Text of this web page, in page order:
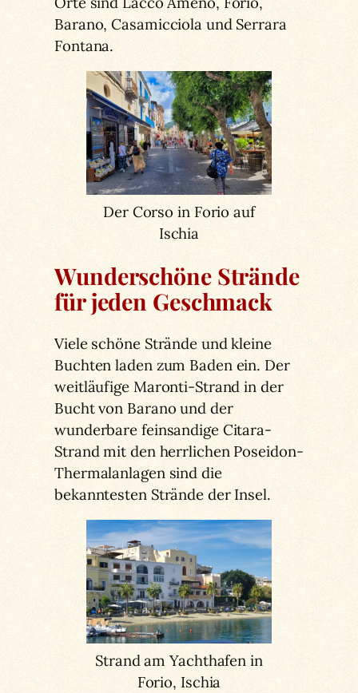
Barano, Casamicciola und Serrara
Fontana.
Der Corso in Forio auf
Ischia
Wunderschöne Strände
für jeden Geschmack
Viele schöne Strände und kleine
Buchten laden zum Baden ein. Der
weitläufige Maronti-Strand in der
Bucht von Barano und der
wunderbare feinsandige Citara-
Strand mit den herrlichen Poseidon-
Thermalanlagen sind die
bekanntesten Strände der Insel.
Strand am Yachthafen in
Forio, Ischia